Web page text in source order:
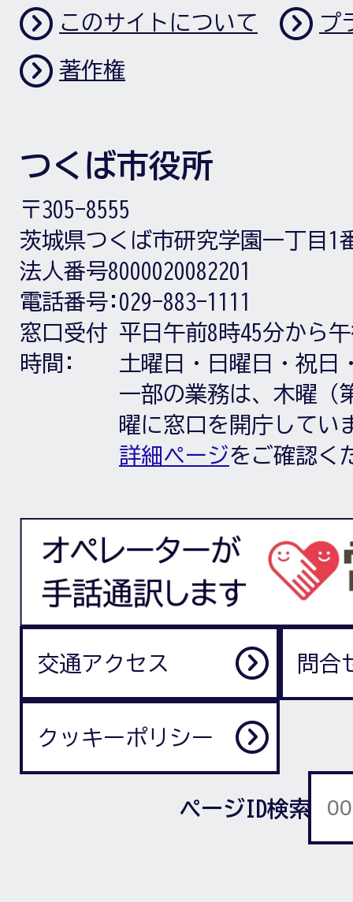
このサイトについて プ
著作権
つくば市役所
〒305-8555
茨城県つくば市研究学園一丁目1
法人番号8000020082201
電話番号: 029-883-1111
窓口受付
時間:
平日午前8時45分から
土曜日・日曜日・祝日
一部の業務は、木曜（
曜に窓口を開庁してい
詳細ページをご確認く
交通アクセス 問合
クッキーポリシー
ページID検索